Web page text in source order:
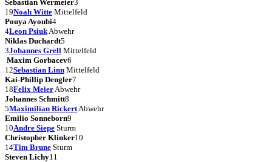
Sebastian Wermeier3
19Noah Witte Mittelfeld
Pouya Ayoubi4
4Leon PsiukAbwehr
Niklas Duchardt5
3Johannes Grell Mittelfeld
Maxim Gorbacev6
12Sebastian Linn Mittelfeld
Kai-Phillip Dengler7
18Felix MeierAbwehr
Johannes Schmitt8
5Maximilian RickertAbwehr
Emilio Sonneborn9
10Andre Siepe Sturm
Christopher Klinker10
14Tim Brune Sturm
Steven Lichy11